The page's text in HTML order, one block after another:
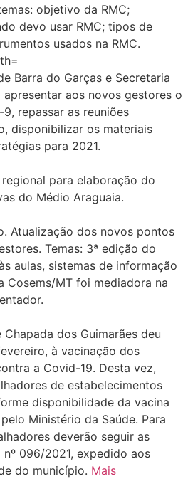
objetivo da RMC;
devo usar RMC; tipos de
usados na RMC.
Barra do Garças e Secretaria
aos novos gestores o
repassar as reuniões
disponibilizar os materiais
para 2021.
para elaboração do
do Médio Araguaia.
Atualização dos novos pontos
Temas: 3ª edição do
aulas, sistemas de informação
Cosems/MT foi mediadora na
dos Guimarães deu
à vacinação dos
a Covid-19. Desta vez,
de estabelecimentos
disponibilidade da vacina
Ministério da Saúde. Para
deverão seguir as
096/2021, expedido aos
do município. Mais